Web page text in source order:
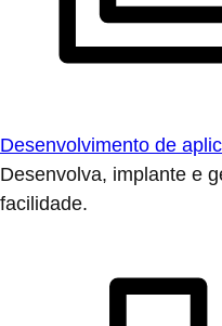
Desenvolvimento de
Desenvolva, implante e
facilidade.